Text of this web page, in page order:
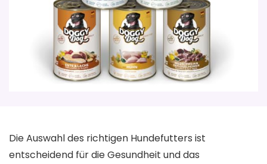
Die Auswahl des richtigen Hundefutters ist
entscheidend für die Gesundheit und das